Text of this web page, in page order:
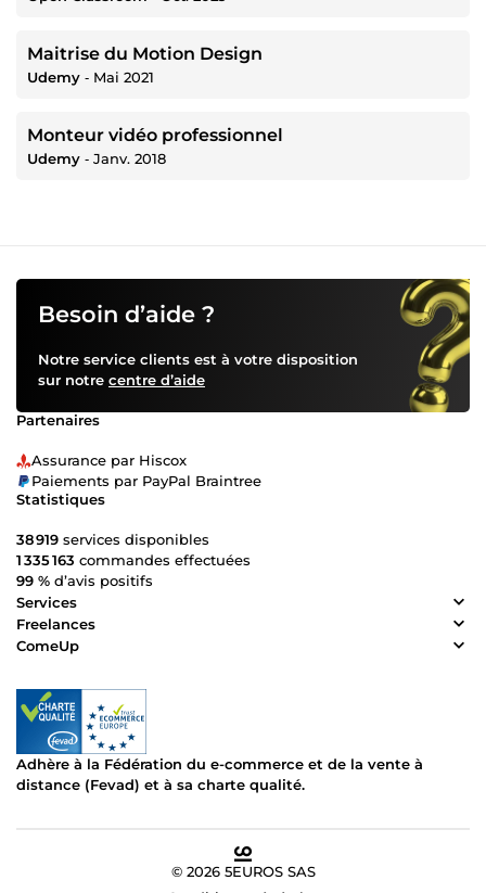
Maitrise du Motion Design
Udemy ‐ Mai 2021
Monteur vidéo professionnel
Udemy ‐ Janv. 2018
Besoin d’aide ?
Notre service clients est à votre disposition
sur notre centre d’aide
Partenaires
Assurance par Hiscox
Paiements par PayPal Braintree
Statistiques
38 919 services disponibles
1 335 163 commandes effectuées
99 % d’avis positifs
Services
Freelances
ComeUp
Adhère à la Fédération du e-commerce et de la vente à
distance (Fevad) et à sa charte qualité.
© 2026 5EUROS SAS